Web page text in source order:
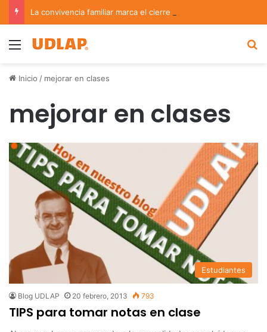
Menu
Inicio / mejorar en clases
mejorar en clases
Estudiantes
Blog UDLAP 20 febrero, 2013 793
TIPS para tomar notas en clase